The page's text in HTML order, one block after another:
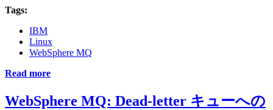
Tags:
IBM
Linux
WebSphere MQ
Read more
WebSphere MQ: Dead-letter キューへの